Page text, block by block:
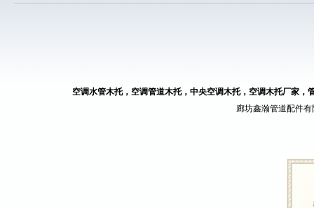
空调水管木托，空调管道木托，中央空调木托，空调木托厂家，
廊坊鑫瀚管道配件有限